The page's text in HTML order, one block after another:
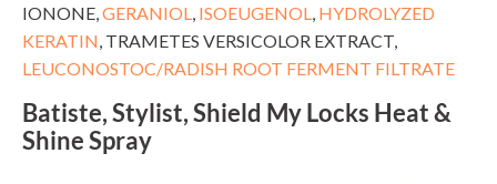
IONONE, GERANIOL ISOEUGENOL HYDROLYZED
KERATIN , TRAMETES VERSICOLOR EXTRACT,
LEUCONOSTOC/RADISH ROOT FERMENT FILTRATE
Batiste, Stylist, Shield My Locks Heat &
Shine Spray